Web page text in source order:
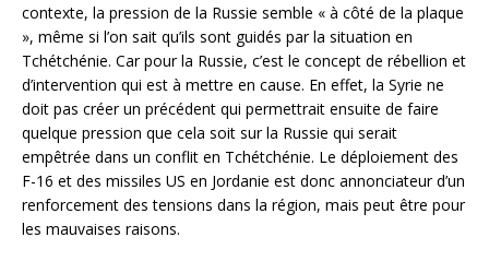
contexte, la pression de la Russie semble « à côté de la plaque
», même si l’on sait qu’ils sont guidés par la situation en
Tchétchénie. Car pour la Russie, c’est le concept de rébellion et
d’intervention qui est à mettre en cause. En effet, la Syrie ne
doit pas créer un précédent qui permettrait ensuite de faire
quelque pression que cela soit sur la Russie qui serait
empêtrée dans un conflit en Tchétchénie. Le déploiement des
F-16 et des missiles US en Jordanie est donc annonciateur d’un
renforcement des tensions dans la région, mais peut être pour
les mauvaises raisons.